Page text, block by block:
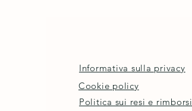
Informativa sulla privacy
Cookie policy
Politica sui resi e rimborsi